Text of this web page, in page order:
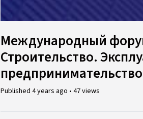
Международный
Строительство.
Published 4 years ago • 47 views